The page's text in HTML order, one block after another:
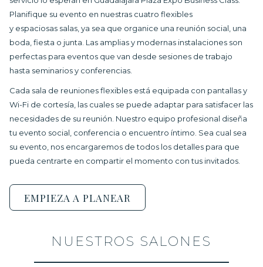
Planifique su evento en nuestras cuatro flexibles
y espaciosas salas, ya sea que organice una reunión social, una
boda, fiesta o junta. Las amplias y modernas instalaciones son
perfectas para eventos que van desde sesiones de trabajo
hasta seminarios y conferencias.
Cada sala de reuniones flexibles está equipada con pantallas y
Wi-Fi de cortesía, las cuales se puede adaptar para satisfacer las
necesidades de su reunión. Nuestro equipo profesional diseña
tu evento social, conferencia o encuentro íntimo. Sea cual sea
su evento, nos encargaremos de todos los detalles para que
pueda centrarte en compartir el momento con tus invitados.
EMPIEZA A PLANEAR
NUESTROS SALONES